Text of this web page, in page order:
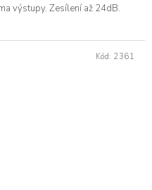
výstupy. Zesílení až 24dB.
Kód: 2361